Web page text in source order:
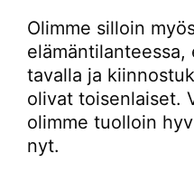
Olimme silloin
elämäntilanteessa,
tavalla ja
olivat toisenlaiset.
olimme tuolloin
nyt.